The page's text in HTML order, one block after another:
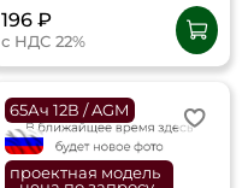
196 ₽
с НДС 22%
65Ач 12В / AGM
flagRU
проектная модель